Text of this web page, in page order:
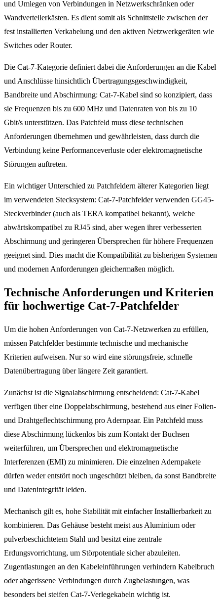
und Umlegen von Verbindungen in Netzwerkschränken oder
Wandverteilerkästen. Es dient somit als Schnittstelle zwischen der
fest installierten Verkabelung und den aktiven Netzwerkgeräten wie
Switches oder Router.
Die Cat-7-Kategorie definiert dabei die Anforderungen an die Kabel
und Anschlüsse hinsichtlich Übertragungsgeschwindigkeit,
Bandbreite und Abschirmung: Cat-7-Kabel sind so konzipiert, dass
sie Frequenzen bis zu 600 MHz und Datenraten von bis zu 10
Gbit/s unterstützen. Das Patchfeld muss diese technischen
Anforderungen übernehmen und gewährleisten, dass durch die
Verbindung keine Performanceverluste oder elektromagnetische
Störungen auftreten.
Ein wichtiger Unterschied zu Patchfeldern älterer Kategorien liegt
im verwendeten Stecksystem: Cat-7-Patchfelder verwenden GG45-
Steckverbinder (auch als TERA kompatibel bekannt), welche
abwärtskompatibel zu RJ45 sind, aber wegen ihrer verbesserten
Abschirmung und geringeren Übersprechen für höhere Frequenzen
geeignet sind. Dies macht die Kompatibilität zu bisherigen Systemen
und modernen Anforderungen gleichermaßen möglich.
Technische Anforderungen und Kriterien
für hochwertige Cat-7-Patchfelder
Um die hohen Anforderungen von Cat-7-Netzwerken zu erfüllen,
müssen Patchfelder bestimmte technische und mechanische
Kriterien aufweisen. Nur so wird eine störungsfreie, schnelle
Datenübertragung über längere Zeit garantiert.
Zunächst ist die Signalabschirmung entscheidend: Cat-7-Kabel
verfügen über eine Doppelabschirmung, bestehend aus einer Folien-
und Drahtgeflechtschirmung pro Adernpaar. Ein Patchfeld muss
diese Abschirmung lückenlos bis zum Kontakt der Buchsen
weiterführen, um Übersprechen und elektromagnetische
Interferenzen (EMI) zu minimieren. Die einzelnen Adernpakete
dürfen weder entstört noch ungeschützt bleiben, da sonst Bandbreite
und Datenintegrität leiden.
Mechanisch gilt es, hohe Stabilität mit einfacher Installierbarkeit zu
kombinieren. Das Gehäuse besteht meist aus Aluminium oder
pulverbeschichtetem Stahl und besitzt eine zentrale
Erdungsvorrichtung, um Störpotentiale sicher abzuleiten.
Zugentlastungen an den Kabeleinführungen verhindern Kabelbruch
oder abgerissene Verbindungen durch Zugbelastungen, was
besonders bei steifen Cat-7-Verlegekabeln wichtig ist.